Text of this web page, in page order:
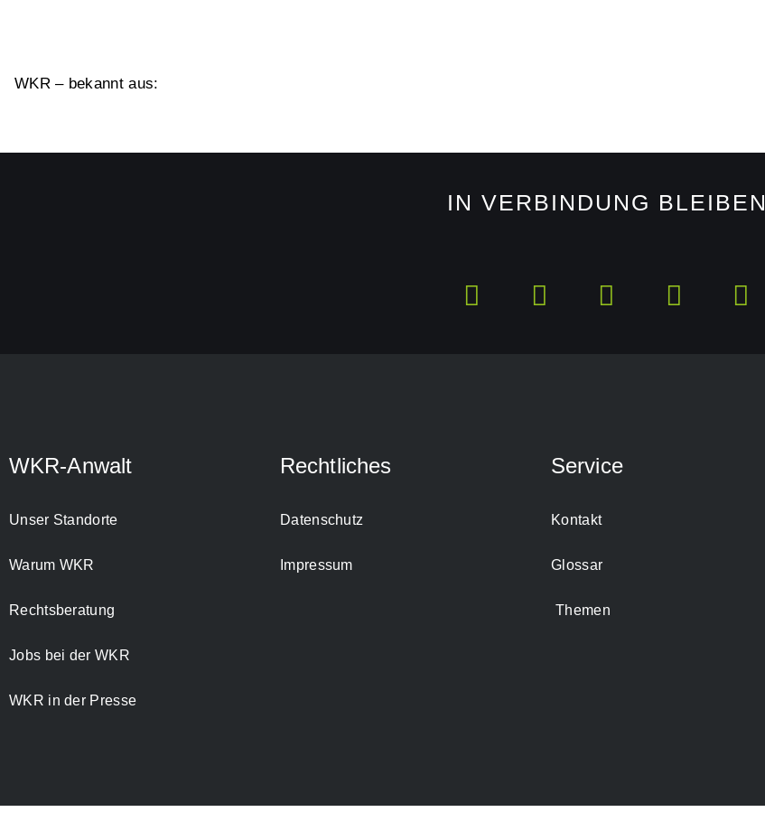
WKR – bekannt aus:
IN VERBINDUNG BLEIBEN
WKR-Anwalt
Unser Standorte
Warum WKR
Rechtsberatung
Jobs bei der WKR
WKR in der Presse
Rechtliches
Datenschutz
Impressum
Service
Kontakt
Glossar
Themen